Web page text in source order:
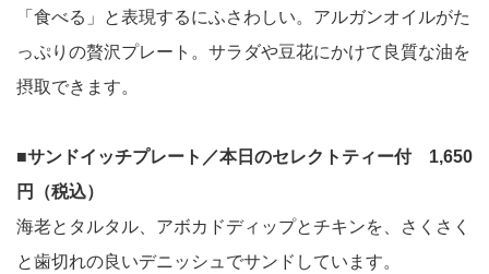
「食べる」と表現するにふさわしい。アルガンオイルがた
っぷりの贅沢プレート。サラダや豆花にかけて良質な油を
摂取できます。
■サンドイッチプレート／本日のセレクトティー付 1,650
円（税込）
海老とタルタル、アボカドディップとチキンを、さくさく
と歯切れの良いデニッシュでサンドしています。